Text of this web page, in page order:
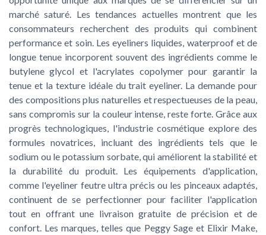
marché saturé. Les tendances actuelles montrent que les
consommateurs recherchent des produits qui combinent
performance et soin. Les eyeliners liquides, waterproof et de
longue tenue incorporent souvent des ingrédients comme le
butylene glycol et l'acrylates copolymer pour garantir la
tenue et la texture idéale du trait eyeliner. La demande pour
des compositions plus naturelles et respectueuses de la peau,
sans compromis sur la couleur intense, reste forte. Grâce aux
progrès technologiques, l'industrie cosmétique explore des
formules novatrices, incluant des ingrédients tels que le
sodium ou le potassium sorbate, qui améliorent la stabilité et
la durabilité du produit. Les équipements d'application,
comme l'eyeliner feutre ultra précis ou les pinceaux adaptés,
continuent de se perfectionner pour faciliter l'application
tout en offrant une livraison gratuite de précision et de
confort. Les marques, telles que Peggy Sage et Elixir Make,